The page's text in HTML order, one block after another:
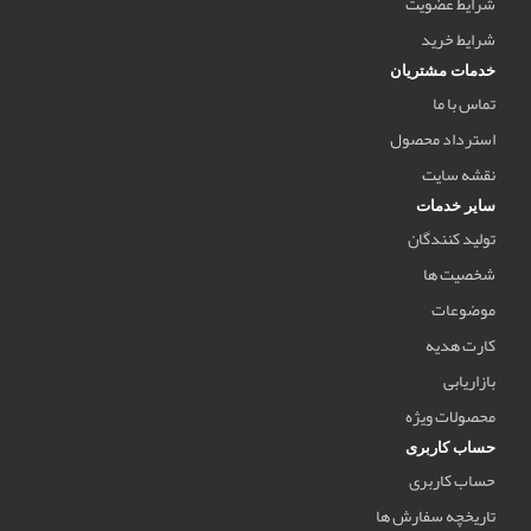
شرایط خرید
خدمات مشتریان
تماس با ما
استرداد محصول
نقشه سایت
سایر خدمات
تولید کنندگان
شخصیت ها
موضوعات
کارت هدیه
بازاریابی
محصولات ویژه
حساب کاربری
حساب کاربری
تاریخچه سفارش ها